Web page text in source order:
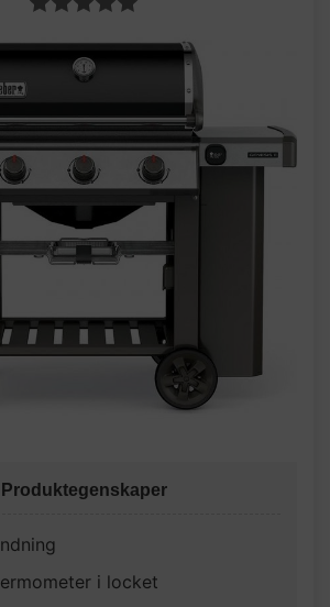
Produktegenskaper
i locket